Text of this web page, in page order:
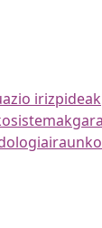
irizpideak